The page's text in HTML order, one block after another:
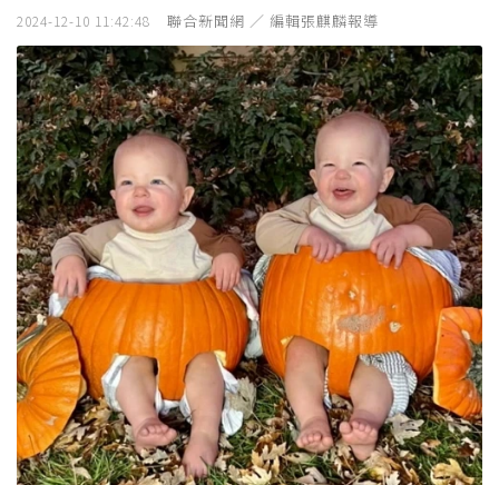
2024-12-10 11:42:48 聯合新聞網 ／ 編輯張麒麟報導